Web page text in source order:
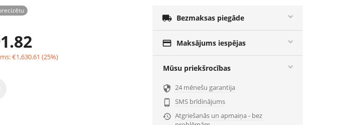
€1,630.61 (25%)
 Bezmaksas piegāde
 Maksājums iespējas
Mūsu priekšrocības
 24 mēnešu garantija

SMS brīdinājums
 Atgriešanās un apmaiņa - bez